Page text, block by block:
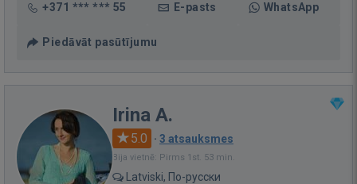
+371 *** *** 55 E-pasts WhatsApp
Piedāvāt pasūtījumu
Irina A.
5.0 · 3 atsauksmes
Bija vietnē: Pirms 1st. 53 min.
Latviski, По-русски